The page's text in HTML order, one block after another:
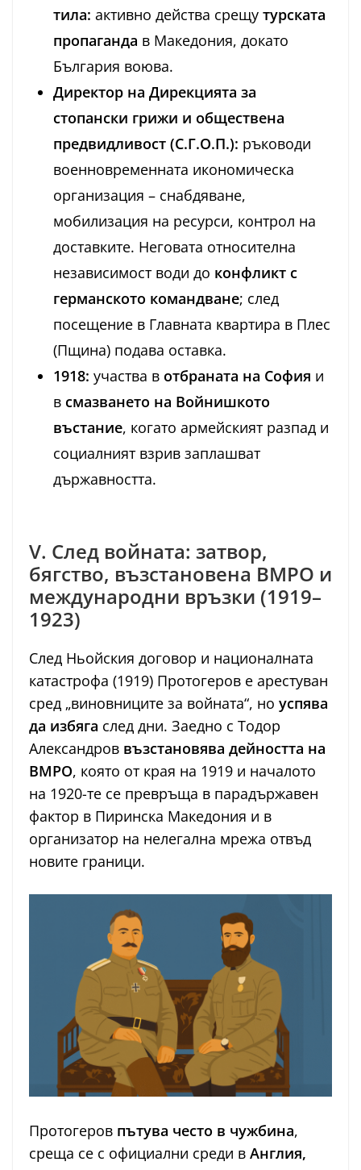
тила: активно действа срещу турската
пропаганда в Македония, докато
България воюва.
Директор на Дирекцията за
стопански грижи и обществена
предвидливост (С.Г.О.П.): ръководи
военновременната икономическа
организация – снабдяване,
мобилизация на ресурси, контрол на
доставките. Неговата относителна
независимост води до конфликт с
германското командване; след
посещение в Главната квартира в Плес
(Пщина) подава оставка.
1918: участва в отбраната на София и
в смазването на Войнишкото
въстание, когато армейският разпад и
социалният взрив заплашват
държавността.
V. След войната: затвор,
бягство, възстановена ВМРО и
международни връзки (1919–
1923)
След Ньойския договор и националната
катастрофа (1919) Протогеров е арестуван
сред „виновниците за войната“, но успява
да избяга след дни. Заедно с Тодор
Александров възстановява дейността на
ВМРО, която от края на 1919 и началото
на 1920-те се превръща в парадържавен
фактор в Пиринска Македония и в
организатор на нелегална мрежа отвъд
новите граници.
Протогеров пътува често в чужбина,
среща се с официални среди в Англия,